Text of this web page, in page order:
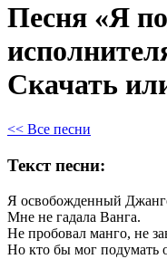
Песня «Я
Скачать
<< Все песни
Текст песни:
Я освобожденный
Мне не гадала Ванга.
Не пробовал манго, не
Но кто бы мог подумать